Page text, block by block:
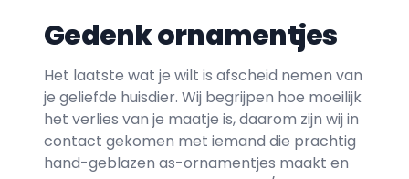
Gedenk ornamentjes
Het laatste wat je wilt is afscheid nemen van
je geliefde huisdier. Wij begrijpen hoe moeilijk
het verlies van je maatje is, daarom zijn wij in
contact gekomen met iemand die prachtig
hand-geblazen as-ornamentjes maakt en